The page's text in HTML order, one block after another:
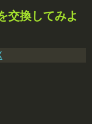
交換してみよ